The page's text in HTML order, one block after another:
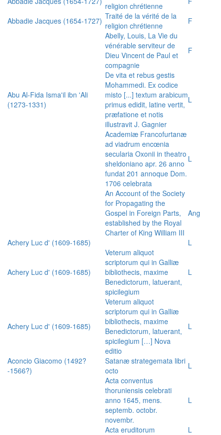
religion chrétienne
Abbadie Jacques (1654-1727) Traité de la vérité de la
religion chrétienne
F
Abelly, Louis, La Vie du
vénérable serviteur de
Dieu Vincent de Paul et
compagnie
F
Abu Al-Fida Isma'il ibn 'Ali
(1273-1331)
De vita et rebus gestis
Mohammedi. Ex codice
misto [...] textum arabicum
primus edidit, latine vertit,
præfatione et notis
illustravit J. Gagnier
L
Academiæ Francofurtanæ
ad viadrum encœnia
secularia Oxonii in theatro
sheldoniano apr. 26 anno
fundat 201 annoque Dom.
1706 celebrata
L
An Account of the Society
for Propagating the
Gospel in Foreign Parts,
established by the Royal
Charter of King William III
Ang
Achery Luc d' (1609-1685) L
Achery Luc d' (1609-1685)
Veterum aliquot
scriptorum qui in Galliæ
bibliothecis, maxime
Benedictorum, latuerant,
spicilegium
L
Achery Luc d' (1609-1685)
Veterum aliquot
scriptorum qui in Galliæ
bibliothecis, maxime
Benedictorum, latuerant,
spicilegium […] Nova
editio
L
Aconcio Giacomo (1492?
-1566?)
Satanæ strategemata libri
octo
L
Acta conventus
thoruniensis celebrati
anno 1645, mens.
septemb. octobr.
novembr.
L
Acta eruditorum
L